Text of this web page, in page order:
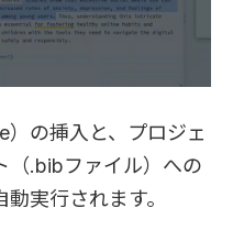
の挿入と、プロジェ
（.bibファイル）への
実行されます。